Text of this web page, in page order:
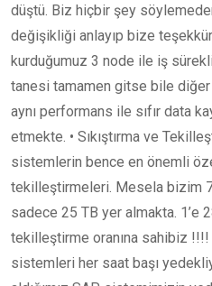
düştü. Biz hiçbir şey
değişikliği anlayıp bize
kurduğumuz 3 node ile iş
tanesi tamamen gitse bile diğer
aynı performans ile sıfır data
etmekte. • Sıkıştırma ve
sistemlerin bence en önemli
tekilleştirmeleri. Mesela bizim
sadece 25 TB yer almakta. 1’e
tekilleştirme oranına sahibiz
sistemleri her saat başı